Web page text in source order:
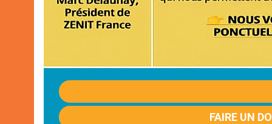
FAIRE UN